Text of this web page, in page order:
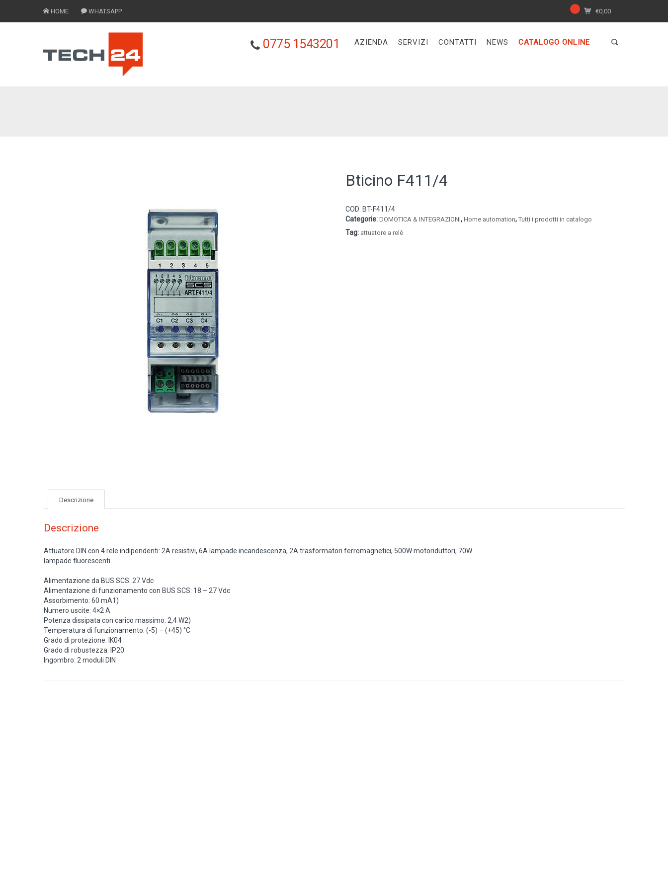
HOME WHATSAPP €0,00
0775 1543201 AZIENDA SERVIZI CONTATTI NEWS CATALOGO ONLINE
Bticino F411/4
COD: BT-F411/4
Categorie:DOMOTICA & INTEGRAZIONI,Home automation,Tutti i prodotti in catalogo
Tag: attuatore a relè
Descrizione
Descrizione
Attuatore DIN con 4 rele indipendenti: 2A resistivi, 6A lampade incandescenza, 2A trasformatori ferromagnetici, 500W motoriduttori, 70W
lampade fluorescenti.
Alimentazione da BUS SCS: 27 Vdc
Alimentazione di funzionamento con BUS SCS: 18 – 27 Vdc
Assorbimento: 60 mA1)
Numero uscite: 4×2 A
Potenza dissipata con carico massimo: 2,4 W2)
Temperatura di funzionamento: (-5) – (+45) °C
Grado di protezione: IK04
Grado di robustezza: IP20
Ingombro: 2 moduli DIN